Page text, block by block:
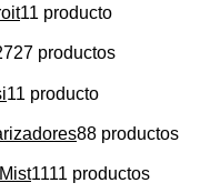
11 producto
27 productos
11 producto
88 productos
1111 productos